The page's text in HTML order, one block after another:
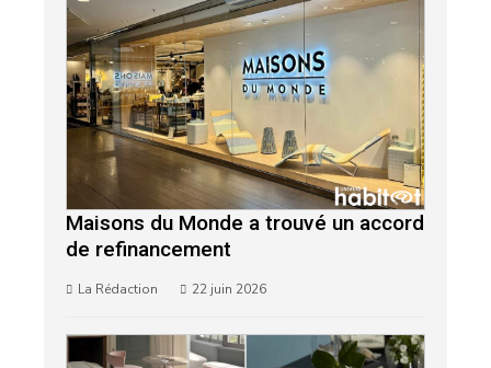
Maisons du Monde a trouvé un accord
de refinancement
La Rédaction 22 juin 2026